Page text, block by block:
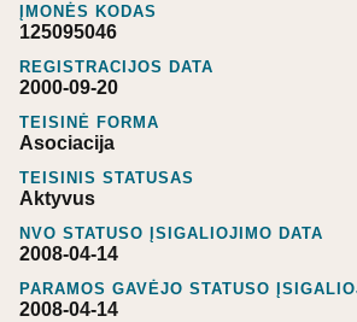
ĮMONĖS KODAS
125095046
REGISTRACIJOS DATA
2000-09-20
TEISINĖ FORMA
Asociacija
TEISINIS STATUSAS
Aktyvus
NVO STATUSO ĮSIGALIOJIMO DATA
2008-04-14
PARAMOS GAVĖJO STATUSO
2008-04-14